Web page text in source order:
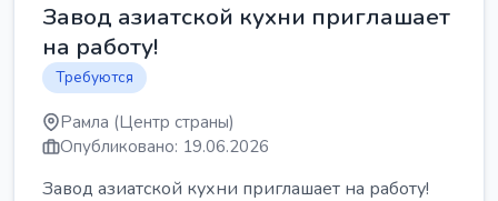
Завод азиатской кухни приглашает
на работу!
Требуются
Рамла (Центр страны)
Опубликовано: 19.06.2026
Завод азиатской кухни приглашает на работу!